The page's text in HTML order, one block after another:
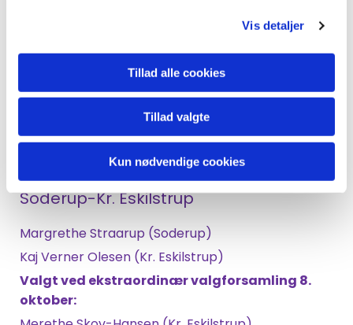
Vis detaljer
Tillad alle cookies
Tillad valgte
Kun nødvendige cookies
Anette Norin Faarborg
Læs mere på sognets hjemmeside
Soderup-Kr. Eskilstrup
Margrethe Straarup (Soderup)
Kaj Verner Olesen (Kr. Eskilstrup)
Valgt ved ekstraordinær valgforsamling 8.
oktober: